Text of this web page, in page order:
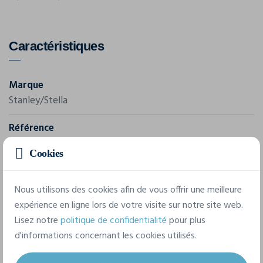
Caractéristiques
Marque
Stanley/Stella
Référence
Grammage
300 g/m²
Composition
100% coton biologique filé et peigné
Cookies
Nous utilisons des cookies afin de vous offrir une meilleure
expérience en ligne lors de votre visite sur notre site web.
Lisez notrepolitique de confidentialitépour plus
d'informations concernant les cookies utilisés.